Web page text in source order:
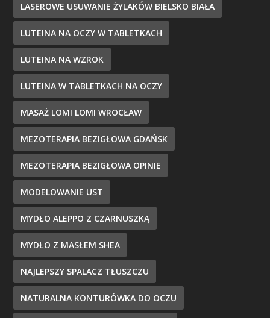
LASEROWE USUWANIE ŻYLAKÓW BIELSKO BIAŁA
LUTEINA NA OCZY W TABLETKACH
LUTEINA NA WZROK
LUTEINA W TABLETKACH NA OCZY
MASAŻ LOMI LOMI WROCŁAW
MEZOTERAPIA BEZIGŁOWA GDAŃSK
MEZOTERAPIA BEZIGŁOWA OPINIE
MODELOWANIE UST
MYDŁO ALEPPO Z CZARNUSZKĄ
MYDŁO Z MASŁEM SHEA
NAJLEPSZY SPALACZ TŁUSZCZU
NATURALNA KONTURÓWKA DO OCZU